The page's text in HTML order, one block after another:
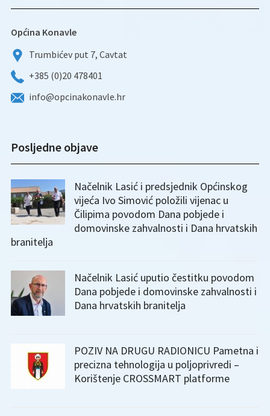
Općina Konavle
Trumbićev put 7, Cavtat
+385 (0)20 478401
info@opcinakonavle.hr
Posljedne objave
Načelnik Lasić i predsjednik Općinskog
vijeća Ivo Simović položili vijenac u
Čilipima povodom Dana pobjede i
domovinske zahvalnosti i Dana hrvatskih
branitelja
Načelnik Lasić uputio čestitku povodom
Dana pobjede i domovinske zahvalnosti i
Dana hrvatskih branitelja
POZIV NA DRUGU RADIONICU Pametna i
precizna tehnologija u poljoprivredi –
Korištenje CROSSMART platforme